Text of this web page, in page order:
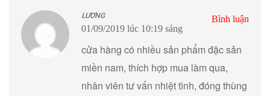
LƯƠNG
01/09/2019 lúc 10:19 sáng
cửa hàng có nhiều sản phẩm đặc sản
miền nam, thích hợp mua làm qua,
nhân viên tư vấn nhiệt tình, đóng thùng
Bình luận